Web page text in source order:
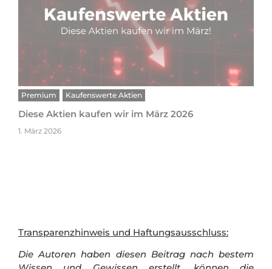
Premium Kaufenswerte Aktien
Diese Aktien kaufen wir im März 2026
1. März 2026
Transparenzhinweis und Haftungsausschluss:
Die Autoren haben diesen Beitrag nach bestem